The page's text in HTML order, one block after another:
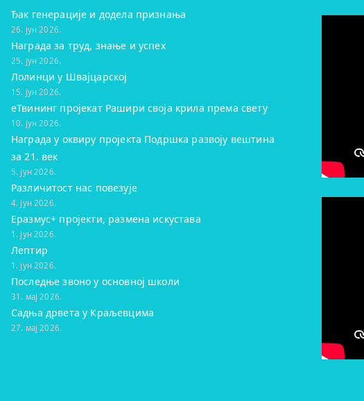
Ђак генерације и додела признања
26. јун 2026.
Награда за труд, знање и успех
25. јун 2026.
Лолинци у Швајцарској
15. јун 2026.
eТвининг пројекат Рашири своја крила према свету
10. јун 2026.
Награда у оквиру пројекта Подршка развоју вештина
за 21. век
5. јун 2026.
Различитост нас повезује
4. јун 2026.
Еразмус+ пројекти, размена искустава
1. јун 2026.
Лептир
1. јун 2026.
Последње звоно у основној школи
31. мај 2026.
Садња дрвета у Краљевцима
27. мај 2026.